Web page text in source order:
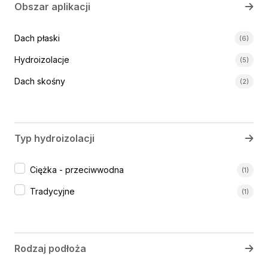
Obszar aplikacji
Kategorie systemów
Dach płaski (6)
Hydroizolacje (5)
Dach skośny (2)
Typ hydroizolacji
Typy hydroizolacji
Ciężka - przeciwwodna (1)
Tradycyjne (1)
Rodzaj podłoża